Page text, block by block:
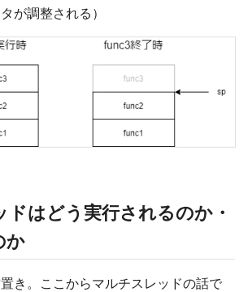
が調整される）
ドはどう実行されるのか・
か
き。ここからマルチスレッドの話で